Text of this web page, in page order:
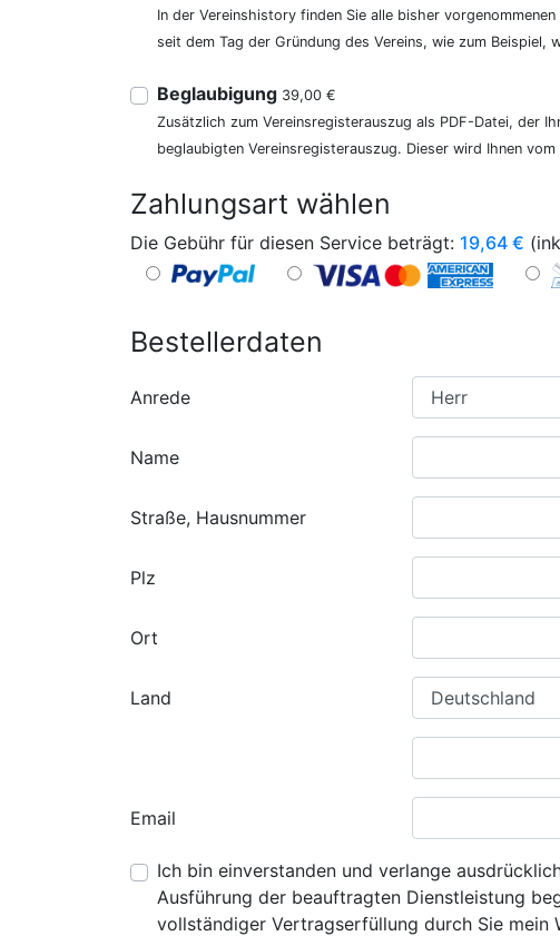
In der Vereinshistory finden Sie alle bisher
seit dem Tag der Gründung des Vereins, wie zum
Beglaubigung 39,00 €
Zusätzlich zum Vereinsregisterauszug als PDF-Datei, der
beglaubigten Vereinsregisterauszug. Dieser wird Ihnen
Zahlungsart wählen
Die Gebühr für diesen Service beträgt: 19,64 €
Bestellerdaten
Anrede
Name
Straße, Hausnummer
Plz
Ort
Land
Email
Ich bin einverstanden und verlange
Ausführung der beauftragten Dienstleistung
vollständiger Vertragserfüllung durch Sie mein